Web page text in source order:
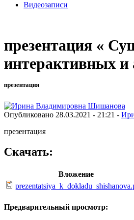
Видеозаписи
презентация «
интерактивных и
презентация
Опубликовано 28.03.2021 - 21:21 -
презентация
Скачать:
Вложение
Предварительный просмотр: